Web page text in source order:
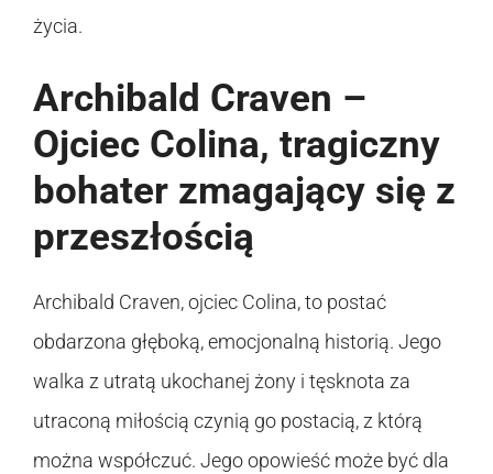
życia.
Archibald Craven –
Ojciec Colina, tragiczny
bohater zmagający się z
przeszłością
Archibald Craven, ojciec Colina, to postać
obdarzona głęboką, emocjonalną historią. Jego
walka z utratą ukochanej żony i tęsknota za
utraconą miłością czynią go postacią, z którą
można współczuć. Jego opowieść może być dla